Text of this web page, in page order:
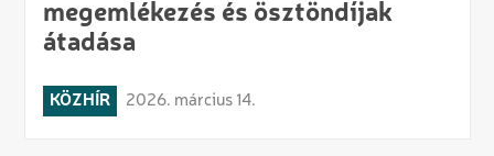
megemlékezés és ösztöndíjak
átadása
KÖZHÍR 2026. március 14.